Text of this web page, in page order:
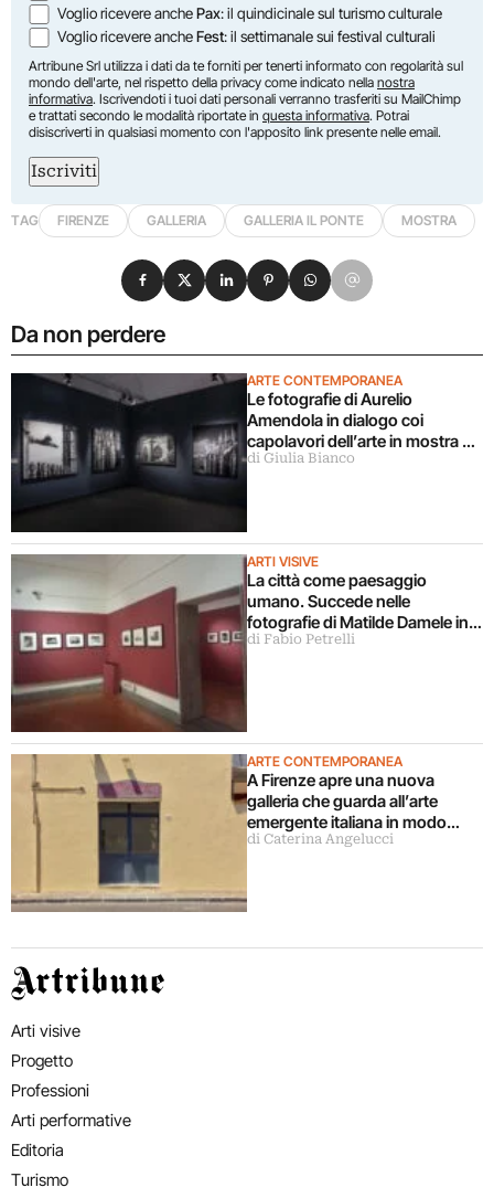
Voglio ricevere anchePax: il quindicinale sul turismo culturale
Voglio ricevere ancheFest: il settimanale sui festival culturali
Artribune Srl utilizza i dati da te forniti per tenerti informato con regolarità sul
mondo dell'arte, nel rispetto della privacy come indicato nella nostra
informativa. Iscrivendoti i tuoi dati personali verranno trasferiti su MailChimp
e trattati secondo le modalità riportate in questa informativa. Potrai
disiscriverti in qualsiasi momento con l'apposito link presente nelle email.
Iscriviti
TAG FIRENZE GALLERIA GALLERIA IL PONTE MOSTRA
Da non perdere
ARTE CONTEMPORANEA
Le fotografie di Aurelio
Amendola in dialogo coi
capolavori dell’arte in mostra a
Milano
di Giulia Bianco
ARTI VISIVE
La città come paesaggio
umano. Succede nelle
fotografie di Matilde Damele in
mostra a Roma
di Fabio Petrelli
ARTE CONTEMPORANEA
A Firenze apre una nuova
galleria che guarda all’arte
emergente italiana in modo
decentrato
di Caterina Angelucci
Condividi su Facebook
Condividi su X
Condividi su LinkedIn
Condividi su Pinterest
Condividi su WhatsApp
Condividi su Email
Artribune
Arti visive
Progetto
Professioni
Arti performative
Editoria
Turismo